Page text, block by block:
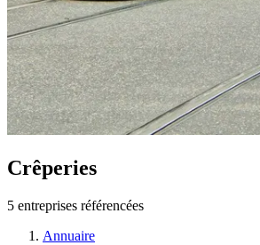
Crêperies
5 entreprises référencées
Annuaire